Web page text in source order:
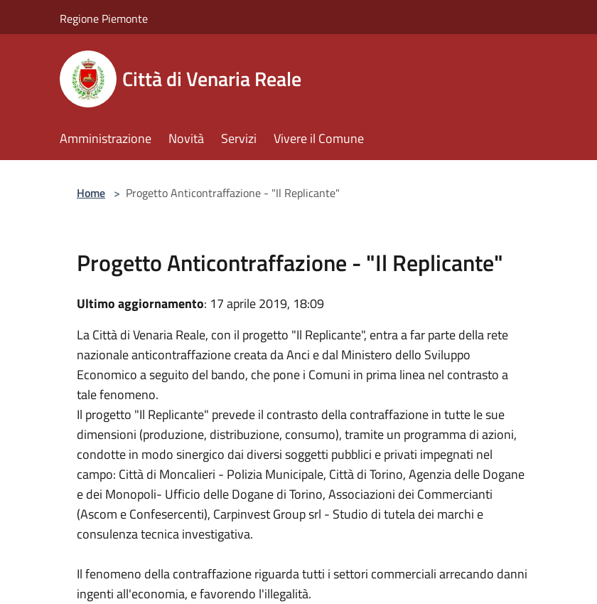
Regione Piemonte
Città di Venaria Reale
Amministrazione Novità Servizi Vivere il Comune
Home > Progetto Anticontraffazione - "Il Replicante"
Progetto Anticontraffazione - "Il Replicante"
Ultimo aggiornamento: 17 aprile 2019, 18:09
La Città di Venaria Reale, con il progetto "Il Replicante", entra a far parte della rete
nazionale anticontraffazione creata da Anci e dal Ministero dello Sviluppo
Economico a seguito del bando, che pone i Comuni in prima linea nel contrasto a
tale fenomeno.
Il progetto "Il Replicante" prevede il contrasto della contraffazione in tutte le sue
dimensioni (produzione, distribuzione, consumo), tramite un programma di azioni,
condotte in modo sinergico dai diversi soggetti pubblici e privati impegnati nel
campo: Città di Moncalieri - Polizia Municipale, Città di Torino, Agenzia delle Dogane
e dei Monopoli- Ufficio delle Dogane di Torino, Associazioni dei Commercianti
(Ascom e Confesercenti), Carpinvest Group srl - Studio di tutela dei marchi e
consulenza tecnica investigativa.
Il fenomeno della contraffazione riguarda tutti i settori commerciali arrecando danni
ingenti all'economia, e favorendo l'illegalità.